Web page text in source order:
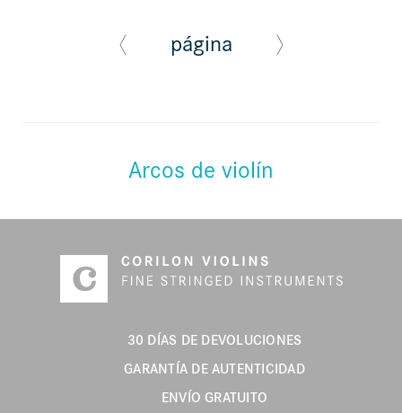
página
Arcos de violín
30 DÍAS DE DEVOLUCIONES
GARANTÍA DE AUTENTICIDAD
ENVÍO GRATUITO